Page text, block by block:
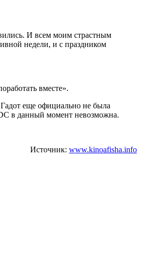
И всем моим страстным
недели, и с праздником
вместе».
еще официально не была
в данный момент невозможна.
Источник: www.kinoafisha.info